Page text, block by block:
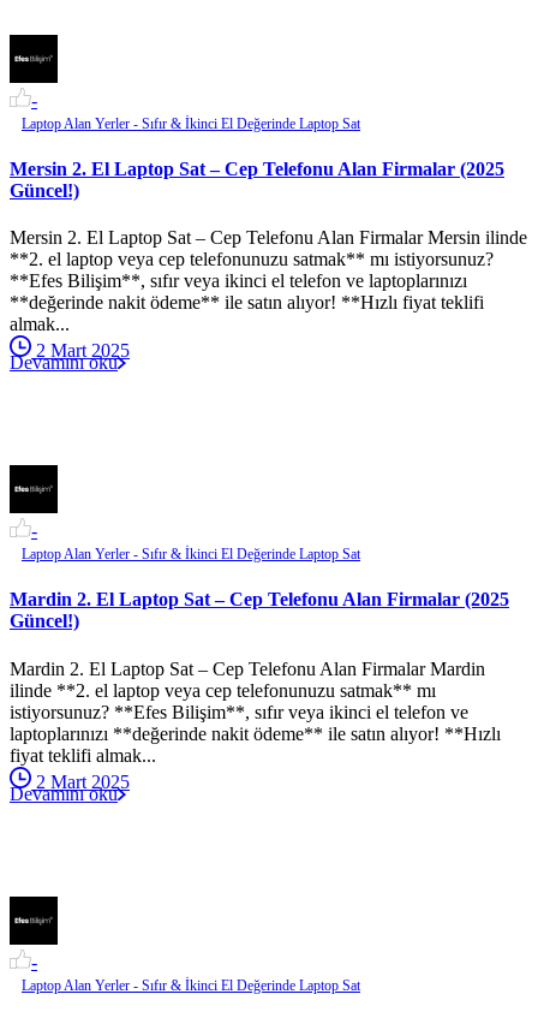
-
Laptop Alan Yerler - Sıfır & İkinci El Değerinde Laptop Sat
Mersin 2. El Laptop Sat – Cep Telefonu Alan Firmalar (2025
Güncel!)
Mersin 2. El Laptop Sat – Cep Telefonu Alan Firmalar Mersin ilinde
**2. el laptop veya cep telefonunuzu satmak** mı istiyorsunuz?
**Efes Bilişim**, sıfır veya ikinci el telefon ve laptoplarınızı
**değerinde nakit ödeme** ile satın alıyor! **Hızlı fiyat teklifi
almak...
2 Mart 2025
Devamını oku
-
Laptop Alan Yerler - Sıfır & İkinci El Değerinde Laptop Sat
Mardin 2. El Laptop Sat – Cep Telefonu Alan Firmalar (2025
Güncel!)
Mardin 2. El Laptop Sat – Cep Telefonu Alan Firmalar Mardin
ilinde **2. el laptop veya cep telefonunuzu satmak** mı
istiyorsunuz? **Efes Bilişim**, sıfır veya ikinci el telefon ve
laptoplarınızı **değerinde nakit ödeme** ile satın alıyor! **Hızlı
fiyat teklifi almak...
2 Mart 2025
Devamını oku
-
Laptop Alan Yerler - Sıfır & İkinci El Değerinde Laptop Sat